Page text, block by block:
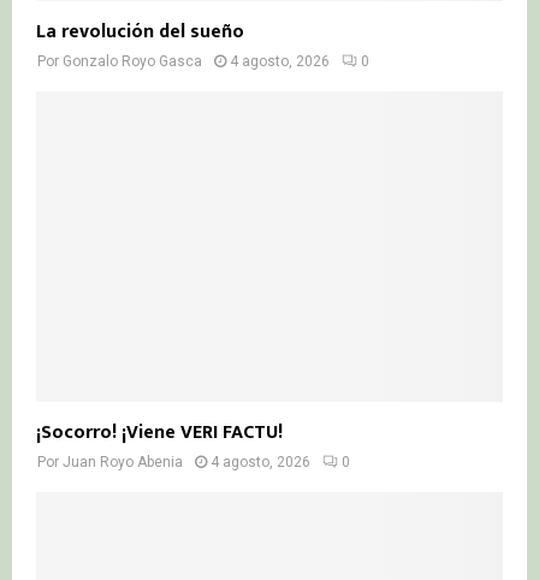
La revolución del sueño
Por Gonzalo Royo Gasca 4 agosto, 2026 0
¡Socorro! ¡Viene VERI FACTU!
Por Juan Royo Abenia 4 agosto, 2026 0